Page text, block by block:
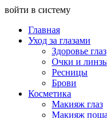
войти в систему
Главная
Уход за глазами
Здоровье глаз
Очки и
Ресницы
Брови
Косметика
Макияж глаз
Макияж